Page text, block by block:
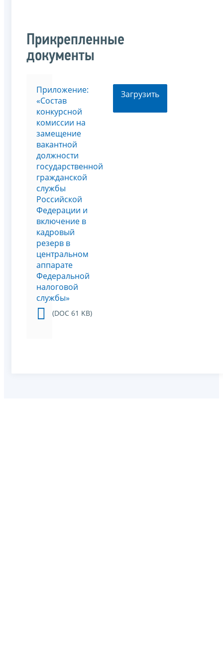
Прикрепленные
документы
Приложение:
«Состав
конкурсной
комиссии на
замещение
вакантной
должности
государственной
гражданской
службы
Российской
Федерации и
включение в
кадровый
резерв в
центральном
аппарате
Федеральной
налоговой
службы»
(DOC 61 KB)
Загрузить